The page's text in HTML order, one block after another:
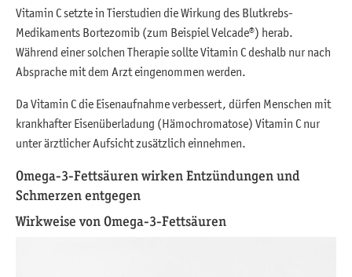
Vitamin C setzte in Tierstudien die Wirkung des Blutkrebs-
Medikaments Bortezomib (zum Beispiel Velcade®) herab.
Während einer solchen Therapie sollte Vitamin C deshalb nur nach
Absprache mit dem Arzt eingenommen werden.
Da Vitamin C die Eisenaufnahme verbessert, dürfen Menschen mit
krankhafter Eisenüberladung (Hämochromatose) Vitamin C nur
unter ärztlicher Aufsicht zusätzlich einnehmen.
Omega-3-Fettsäuren wirken Entzündungen und
Schmerzen entgegen
Wirkweise von Omega-3-Fettsäuren